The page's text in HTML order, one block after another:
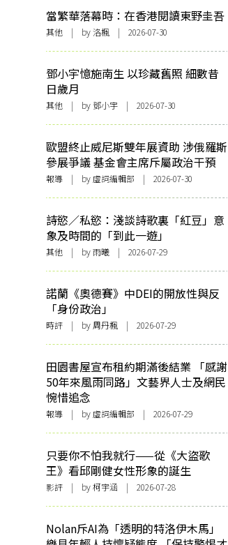
當繁華落幕時：在香港閱讀東野圭吾
其他 | by洛楓 | 2026-07-30
鄧小宇憶施南生 以珍藏舊照 細數昔
日歲月
其他 | by 鄧小宇 | 2026-07-30
歐盟終止威尼斯雙年展資助 涉俄羅斯
參展爭議 基金會主席斥屬政治干預
報導 | by 虛詞編輯部 | 2026-07-30
詩慾／私慾：淺談詩歌裏「紅豆」意
象及時間的「到此一遊」
其他 | by 雨曦 | 2026-07-29
諾蘭《奧德賽》中DEI的開放性與反
「身份政治」
時評 | by 周丹楓 | 2026-07-29
田園書屋宣布租約期滿後結業 「感謝
50年來風雨同路」文藝界人士及網民
惋惜追念
報導 | by 虛詞編輯部 | 2026-07-29
只要你不怕我就行——從《大盜歌
王》看邱剛健女性形象的誕生
影評 | by 柯宇涵 | 2026-07-28
Nolan斥AI為「透明的特洛伊木馬」